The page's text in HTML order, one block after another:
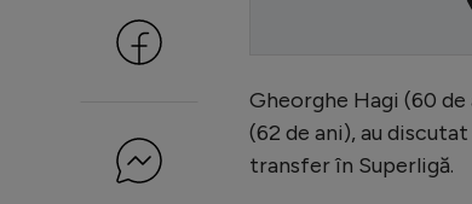
Gheorghe Hagi (60 de
(62 de ani), au
transfer în Superligă.